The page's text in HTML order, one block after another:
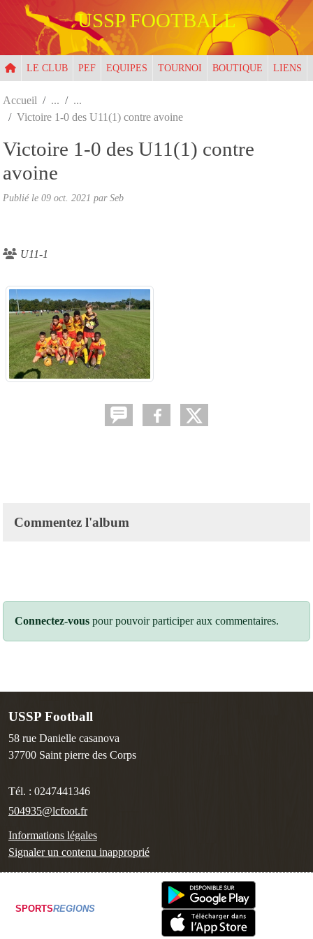
USSP FOOTBALL
LE CLUB PEF EQUIPES TOURNOI BOUTIQUE LIENS
Accueil
Victoire 1-0 des U11(1) contre avoine
Victoire 1-0 des U11(1) contre
avoine
Publié le 09 oct. 2021 parSeb
U11-1
Commentez l'album
Connectez-vous pour pouvoir participer aux commentaires.
USSP Football
58 rue Danielle casanova
37700 Saint pierre des Corps
Tél. : 0247441346
504935@lcfoot.fr
Informations légales
Signaler un contenu inapproprié
SPORTSREGIONS
Panneau de gestion des cookies